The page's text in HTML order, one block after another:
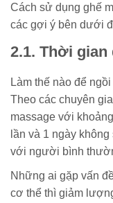
Cách sử dụng ghế
các gợi ý bên dưới
2.1. Thời
Làm thế nào để
Theo các chuyên
massage với
lần và 1 ngày
với người bình
Những ai gặp vấn
cơ thể thì giảm